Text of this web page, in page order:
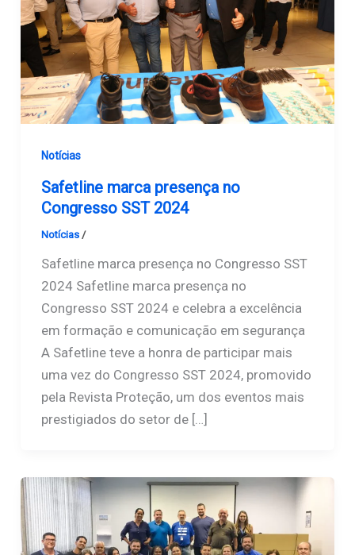
Notícias
Safetline marca presença no
Congresso SST 2024
Notícias/
Safetline marca presença no Congresso SST
2024 Safetline marca presença no
Congresso SST 2024 e celebra a excelência
em formação e comunicação em segurança
A Safetline teve a honra de participar mais
uma vez do Congresso SST 2024, promovido
pela Revista Proteção, um dos eventos mais
prestigiados do setor de […]